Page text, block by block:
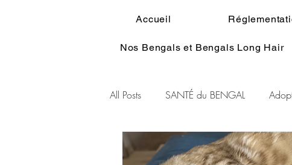
Accueil
Nos Bengals et Bengals Long Hair
All Posts SANTÉ du BENGAL
Alimentation du BENGAL Pelage